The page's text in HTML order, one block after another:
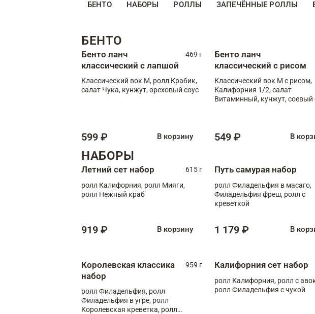
БЕНТО НАБОРЫ РОЛЛЫ ЗАПЕЧЁННЫЕ РОЛЛЫ
БЕНТО
Бенто ланч
классический с лапшой
469 г
Классический вок М, ролл Крабик,
салат Чука, кунжут, ореховый соус
599 ₽ В корзину
Бенто ланч
классический с рисом
Классический вок М с рисом,
Калифорния 1/2, салат
Витаминный, кунжут, соевый
549 ₽ В
НАБОРЫ
Летний сет набор
615 г
ролл Калифорния, ролл Мияги,
ролл Нежный краб
919 ₽ В корзину
Путь самурая набор
ролл Филадельфия в масаго,
Филадельфия фреш, ролл с
креветкой
1 179 ₽ В
Королевская классика
набор
959 г
ролл Филадельфия, ролл
Филадельфия в угре, ролл
Королевская креветка, ролл
Калифорния сет набор
ролл Калифорния, ролл с
ролл Филадельфия с чукой